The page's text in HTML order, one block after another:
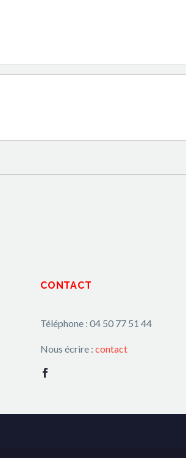
CONTACT
Téléphone : 04 50 77 51 44
Nous écrire : contact